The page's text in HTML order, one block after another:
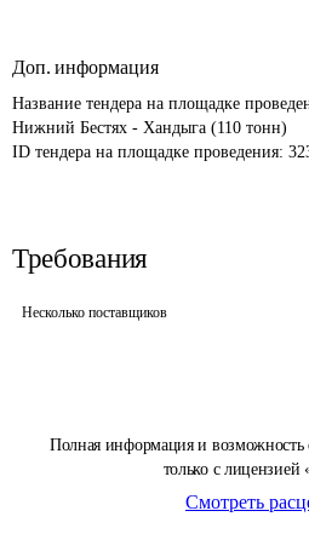
Полная информация и возможность
только с лицензией
Смотреть
Доп. информация
Название тендера на площадке
Нижний Бестях - Хандыга (110 тонн)
ID тендера на площадке проведения:
Требования
Несколько поставщиков